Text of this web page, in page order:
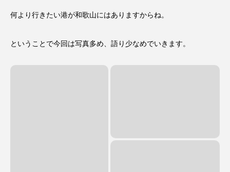
何より行きたい港が和歌山にはありますからね。
ということで今回は写真多め、語り少なめでいきます。